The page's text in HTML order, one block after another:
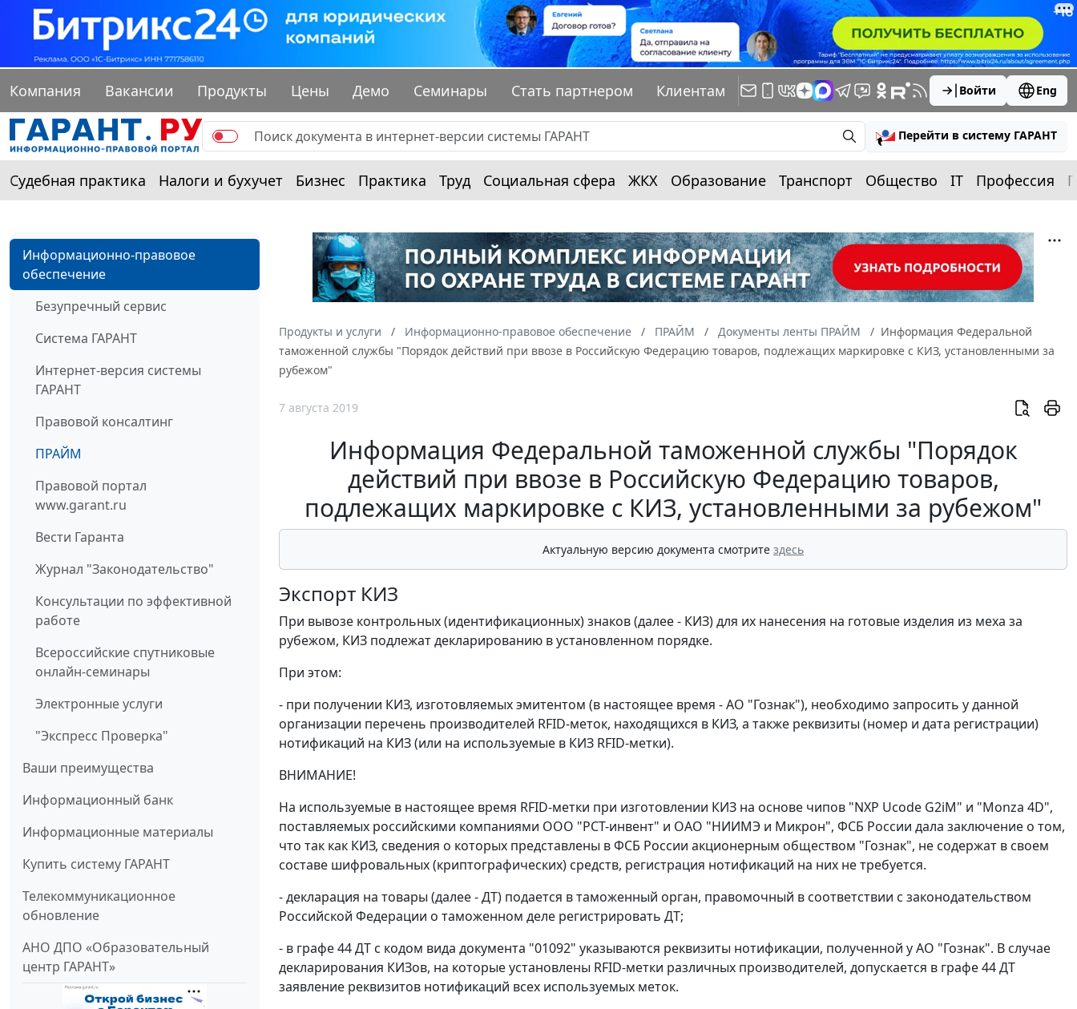
Компания Вакансии Продукты Цены Демо Семинары Стать партнером Клиентам Войти Eng
Перейти в систему ГАРАНТ
Судебная практика Налоги и бухучет Бизнес Практика Труд Социальная сфера ЖКХ Образование Транспорт Общество IT Профессия
Информационно-правовое
обеспечение
Безупречный сервис
Система ГАРАНТ
Интернет-версия системы
ГАРАНТ
Правовой консалтинг
ПРАЙМ
Правовой портал
www.garant.ru
Вести Гаранта
Журнал "Законодательство"
Консультации по эффективной
работе
Всероссийские спутниковые
онлайн-семинары
Электронные услуги
"Экспресс Проверка"
Ваши преимущества
Информационный банк
Информационные материалы
Купить систему ГАРАНТ
Телекоммуникационное
обновление
АНО ДПО «Образовательный
центр ГАРАНТ»
Продукты и услуги Информационно-правовое обеспечение ПРАЙМ Документы ленты ПРАЙМ
Информация Федеральной
таможенной службы "Порядок действий при ввозе в Российскую Федерацию товаров, подлежащих маркировке с КИЗ, установленными за
рубежом"
7 августа 2019
Информация Федеральной таможенной службы "Порядок
действий при ввозе в Российскую Федерацию товаров,
подлежащих маркировке с КИЗ, установленными за рубежом"
Актуальную версию документа смотрите здесь
Экспорт КИЗ
При вывозе контрольных (идентификационных) знаков (далее - КИЗ) для их нанесения на готовые изделия из меха за
рубежом, КИЗ подлежат декларированию в установленном порядке.
При этом:
- при получении КИЗ, изготовляемых эмитентом (в настоящее время - АО "Гознак"), необходимо запросить у данной
организации перечень производителей RFID-меток, находящихся в КИЗ, а также реквизиты (номер и дата регистрации)
нотификаций на КИЗ (или на используемые в КИЗ RFID-метки).
ВНИМАНИЕ!
На используемые в настоящее время RFID-метки при изготовлении КИЗ на основе чипов "NXP Ucode G2iM" и "Monza 4D",
поставляемых российскими компаниями ООО "РСТ-инвент" и ОАО "НИИМЭ и Микрон", ФСБ России дала заключение о том,
что так как КИЗ, сведения о которых представлены в ФСБ России акционерным обществом "Гознак", не содержат в своем
составе шифровальных (криптографических) средств, регистрация нотификаций на них не требуется.
- декларация на товары (далее - ДТ) подается в таможенный орган, правомочный в соответствии с законодательством
Российской Федерации о таможенном деле регистрировать ДТ;
- в графе 44 ДТ с кодом вида документа "01092" указываются реквизиты нотификации, полученной у АО "Гознак". В случае
декларирования КИЗов, на которые установлены RFID-метки различных производителей, допускается в графе 44 ДТ
заявление реквизитов нотификаций всех используемых меток.